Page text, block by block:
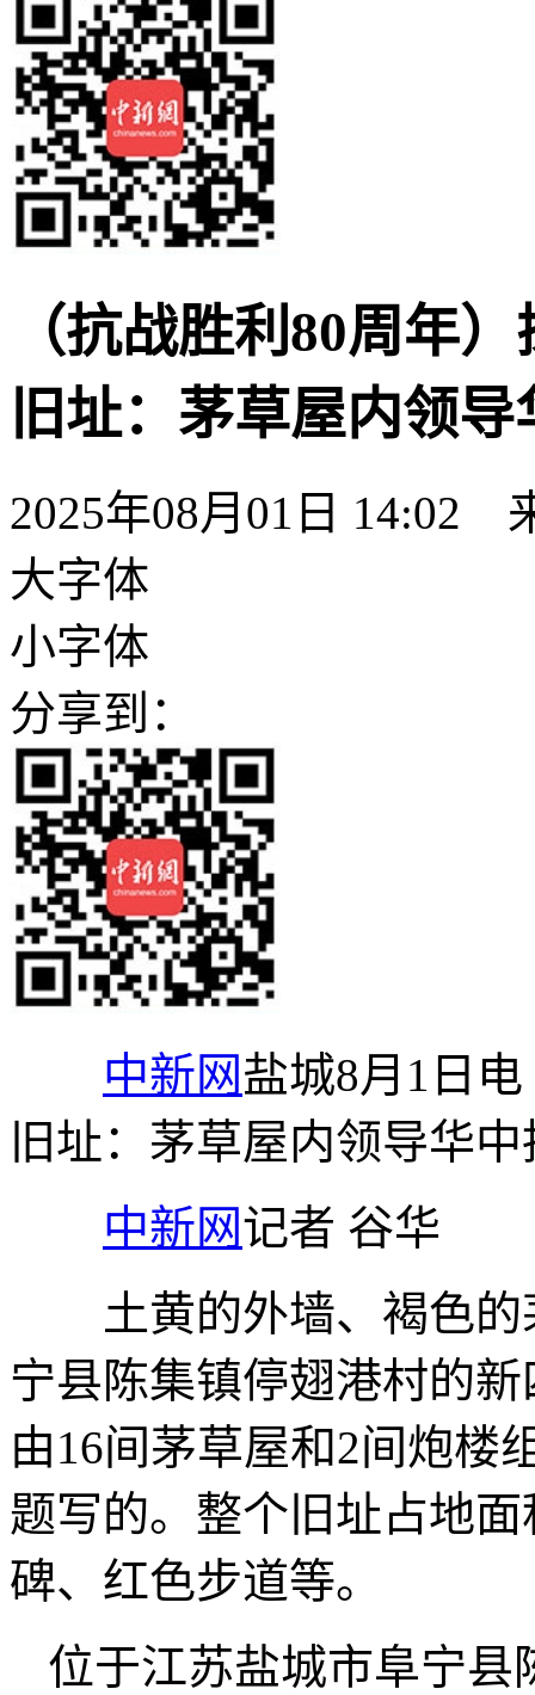
（抗战胜利80周年
旧址：茅草屋内领
2025年08月01日 14:02
大字体
小字体
分享到：
中新网盐城8月1日
旧址：茅草屋内领导华
中新网记者 谷华
土黄的外墙、褐色的
宁县陈集镇停翅港村的
由16间茅草屋和2间炮楼
题写的。整个旧址占地
碑、红色步道等。
位于江苏盐城市阜宁县